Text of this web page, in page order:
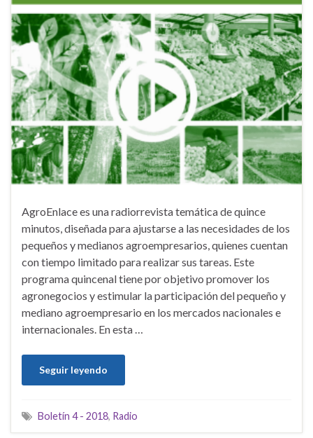
AgroEnlace es una radiorrevista temática de quince
minutos, diseñada para ajustarse a las necesidades de los
pequeños y medianos agroempresarios, quienes cuentan
con tiempo limitado para realizar sus tareas. Este
programa quincenal tiene por objetivo promover los
agronegocios y estimular la participación del pequeño y
mediano agroempresario en los mercados nacionales e
internacionales. En esta …
Seguir leyendo
Boletín 4 - 2018, Radio